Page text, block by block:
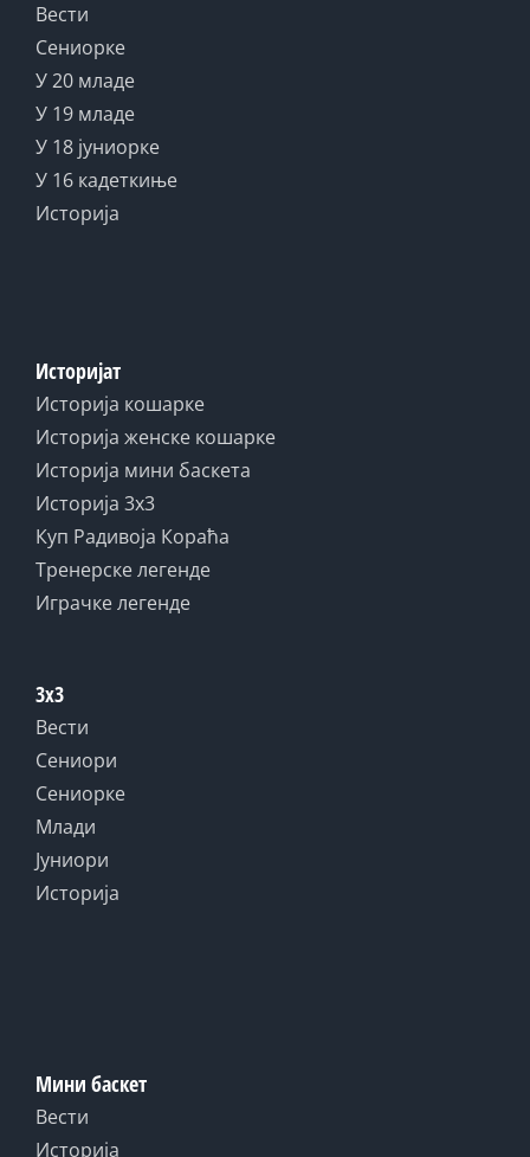
Вести
Сениорке
У 20 младе
У 19 младе
У 18 јуниорке
У 16 кадеткиње
Историја
Историјат
Историја кошарке
Историја женске кошарке
Историја мини баскета
Историја 3x3
Куп Радивоја Кораћа
Тренерске легенде
Играчке легенде
3x3
Вести
Сениори
Сениорке
Млади
Јуниори
Историја
Мини баскет
Вести
Историја